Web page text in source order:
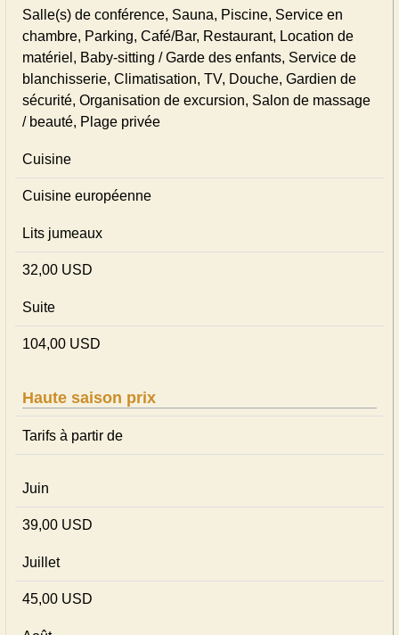
Salle(s) de conférence, Sauna, Piscine, Service en
chambre, Parking, Café/Bar, Restaurant, Location de
matériel, Baby-sitting / Garde des enfants, Service de
blanchisserie, Climatisation, TV, Douche, Gardien de
sécurité, Organisation de excursion, Salon de massage
/ beauté, Plage privée
Cuisine
Cuisine européenne
Lits jumeaux
32,00 USD
Suite
104,00 USD
Haute saison prix
Tarifs à partir de
Juin
39,00 USD
Juillet
45,00 USD